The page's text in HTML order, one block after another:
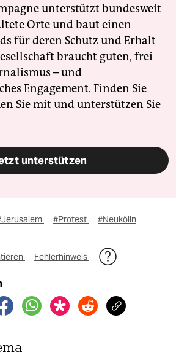
unterstützt bundesweit
Orte und baut einen
für deren Schutz und Erhalt
braucht guten, frei
– und
Engagement. Finden Sie
Sie mit und unterstützen Sie
unterstützen
#Protest #Neukölln
Fehlerhinweis